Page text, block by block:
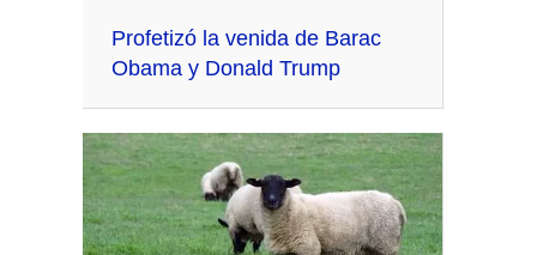
Profetizó la venida de Barac
Obama y Donald Trump